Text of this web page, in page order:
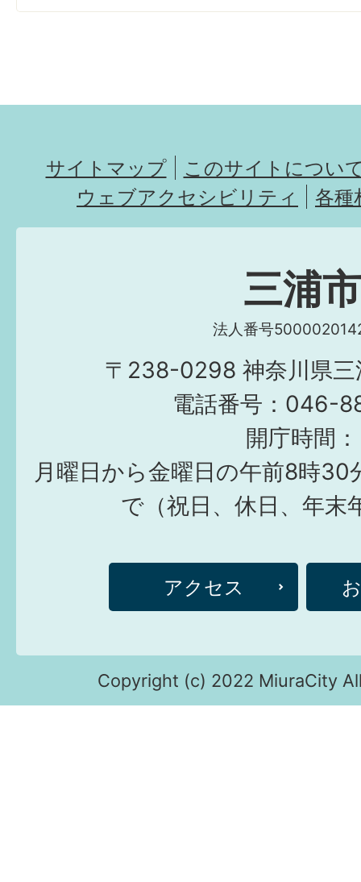
サイトマップ
このサイトについ
ウェブアクセシビリティ
各種
三浦市
法人番号
〒238-0298 神奈川県三
電話番号：046-
開庁時間：
月曜日から金曜日の午前8時30
で（祝日、休日、年末
アクセス
Copyright (c) 2022 MiuraCity